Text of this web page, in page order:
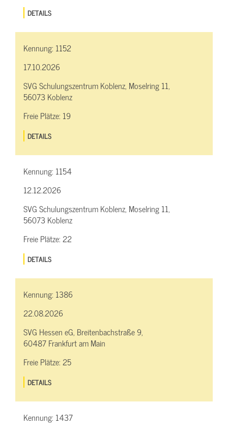
DETAILS
Kennung: 1152
17.10.2026
SVG Schulungszentrum Koblenz, Moselring 11,
56073 Koblenz
Freie Plätze: 19
DETAILS
Kennung: 1154
12.12.2026
SVG Schulungszentrum Koblenz, Moselring 11,
56073 Koblenz
Freie Plätze:22
DETAILS
Kennung: 1386
22.08.2026
SVG Hessen eG, Breitenbachstraße 9,
60487 Frankfurt am Main
Freie Plätze:25
DETAILS
Kennung: 1437